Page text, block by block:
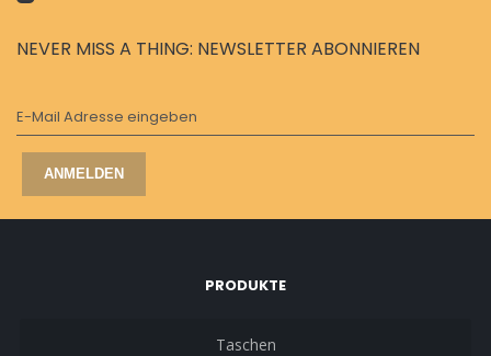
NEVER MISS A THING: NEWSLETTER ABONNIEREN
E-Mail Adresse eingeben
ANMELDEN
PRODUKTE
Taschen